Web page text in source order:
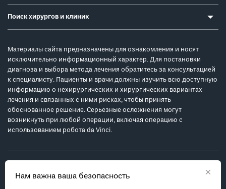
×
Нам важна ваша безопасность
Поиск хирургов и клиник
Материалы сайта предназначены для ознакомления и носят
исключительно информационный характер. Для постановки
диагноза и выбора метода лечения обратитесь за консультацией
к специалисту. Пациенты и врачи должны изучить всю доступную
информацию о нехирургических и хирургических вариантах
лечения и связанных с ними рисках, чтобы принять
обоснованное решение. Серьезные осложнения могут
возникнуть при любой операции, включая операцию с
использованием робота da Vinci.